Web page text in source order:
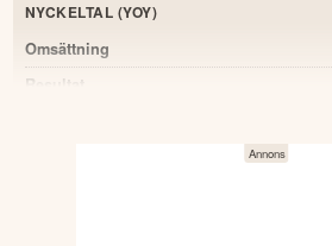
NYCKELTAL (YOY)
Omsättning
Resultat
Kassaflöde från den löpande verksamheten